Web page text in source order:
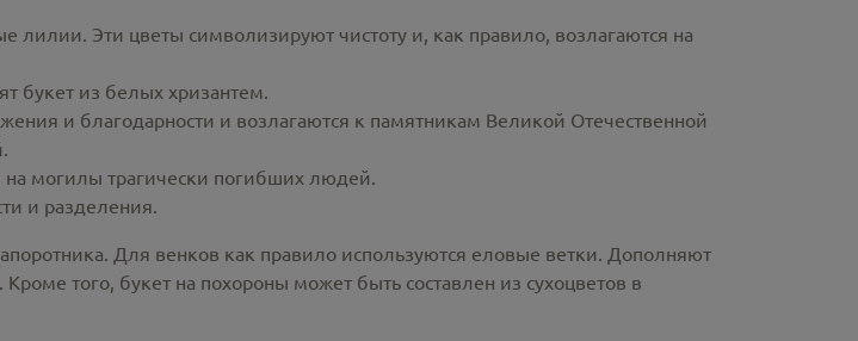
Эти цветы символизируют чистоту и, как правило, возлагаются на
букет из белых хризантем.
и благодарности и возлагаются к памятникам Великой Отечественной
могилы трагически погибших людей.
и разделения.
Для венков как правило используются еловые ветки. Дополняют
того, букет на похороны может быть составлен из сухоцветов в